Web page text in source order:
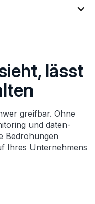
lässt
greifbar. Ohne
und daten­
Bedrohungen
Ihres Unter­nehmens